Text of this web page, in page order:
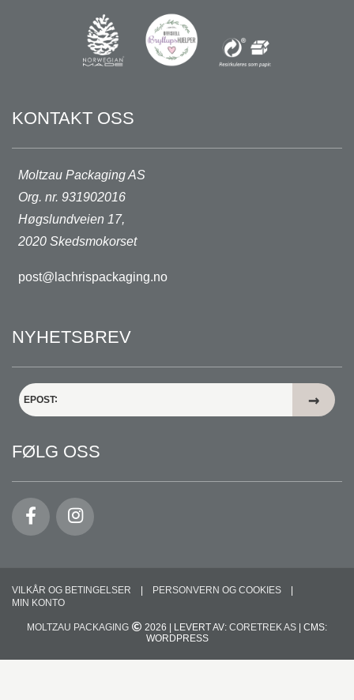
KONTAKT OSS
Moltzau Packaging AS
Org. nr. 931902016
Høgslundveien 17,
2020 Skedsmokorset
post@lachrispackaging.no
NYHETSBREV
EPOST
FØLG OSS
VILKÅR OG BETINGELSER
PERSONVERN OG COOKIES
MIN KONTO
MOLTZAU PACKAGING 2026 | LEVERT AV: CORETREK AS | CMS:
WORDPRESS